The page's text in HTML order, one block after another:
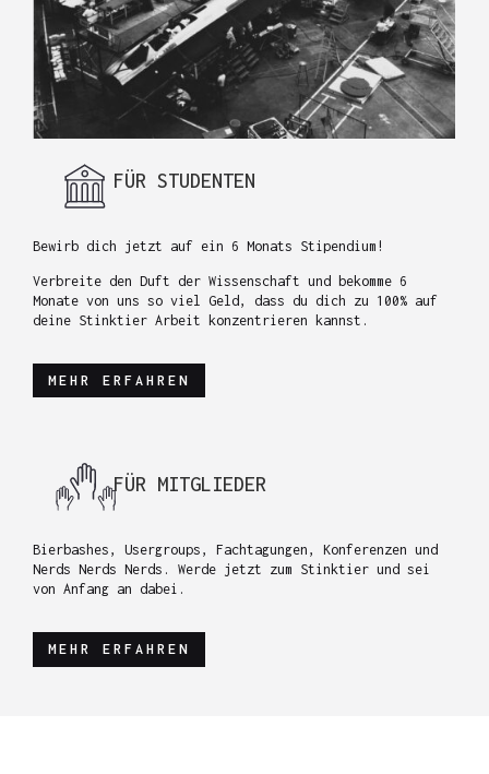
FÜR STUDENTEN
Bewirb dich jetzt auf ein 6 Monats Stipendium!
Verbreite den Duft der Wissenschaft und bekomme 6
Monate von uns so viel Geld, dass du dich zu 100% auf
deine Stinktier Arbeit konzentrieren kannst.
MEHR ERFAHREN
FÜR MITGLIEDER
Bierbashes, Usergroups, Fachtagungen, Konferenzen und
Nerds Nerds Nerds. Werde jetzt zum Stinktier und sei
von Anfang an dabei.
MEHR ERFAHREN